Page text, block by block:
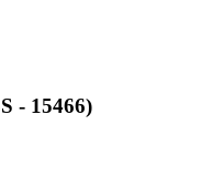
- 15466)